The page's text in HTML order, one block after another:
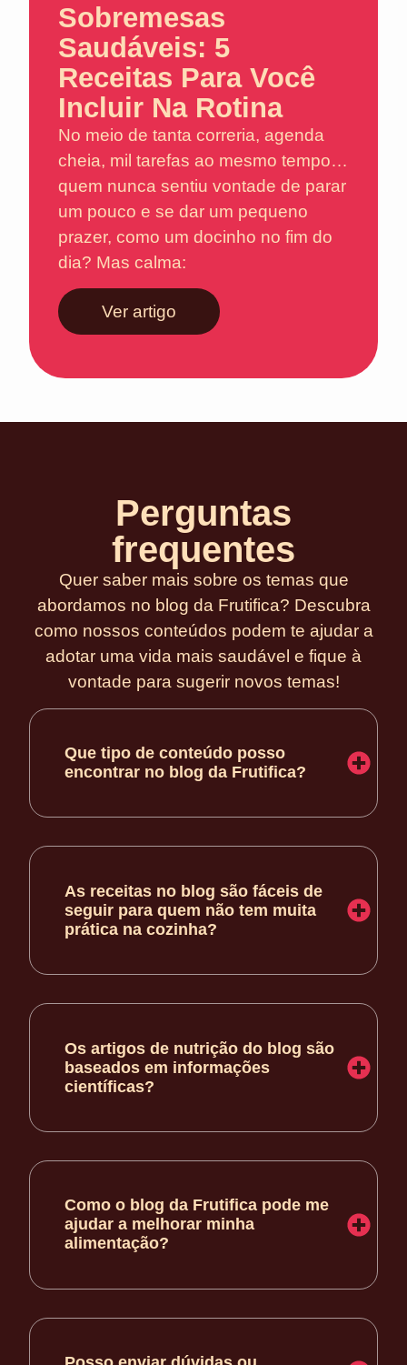
Sobremesas
Saudáveis: 5
Receitas Para Você
Incluir Na Rotina
No meio de tanta correria, agenda
cheia, mil tarefas ao mesmo tempo…
quem nunca sentiu vontade de parar
um pouco e se dar um pequeno
prazer, como um docinho no fim do
dia? Mas calma:
Ver artigo
Perguntas
frequentes
Quer saber mais sobre os temas que
abordamos no blog da Frutifica? Descubra
como nossos conteúdos podem te ajudar a
adotar uma vida mais saudável e fique à
vontade para sugerir novos temas!
Que tipo de conteúdo posso
encontrar no blog da Frutifica?
As receitas no blog são fáceis de
seguir para quem não tem muita
prática na cozinha?
Os artigos de nutrição do blog são
baseados em informações
científicas?
Como o blog da Frutifica pode me
ajudar a melhorar minha
alimentação?